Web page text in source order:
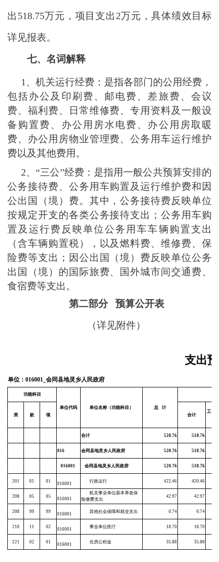
出518.75万元，项目支出2万元，具体绩效目标
详见报表。
七、名词解释
1、机关运行经费：是指各部门的公用经费，
包括办公及印刷费、邮电费、差旅费、会议
费、福利费、日常维修费、专用资料及一般设
备购置费、办公用房水电费、办公用房取暖
费、办公用房物业管理费、公务用车运行维护
费以及其他费用。
2、“三公”经费：是指用一般公共预算安排的
公务接待费、公务用车购置及运行维护费和因
公出国（境）费。其中，公务接待费反映单位
按规定开支的各类公务接待支出；公务用车购
置及运行费反映单位公务用车车辆购置支出
（含车辆购置税），以及燃料费、维修费、保
险费等支出；因公出国（境）费反映单位公务
出国（境）的国际旅费、国外城市间交通费、
食宿费等支出。
第二部分 预算公开表
（详见附件）
支出
单位：016001_会同县地灵乡人民政府
功能科目
单位代码 单位名称（功能科目） 总
计
类
款 项 合计
工资
合计 520.76 518.76
016 会同县地灵乡人民政府 520.76 518.76
016001 会同县地灵乡人民政府 520.76 518.76
201 01 01 016001 行政运行 422.46 420.46
208 05 05 016001
机关事业单位基本养老保
险缴费支出
42.97 42.97
208 99 99 016001 其他社会保障和就业支出 0.74 0.74
210 11 02 016001 事业单位医疗 18.70 18.70
221 02 01 016001 住房公积金 35.88 35.88